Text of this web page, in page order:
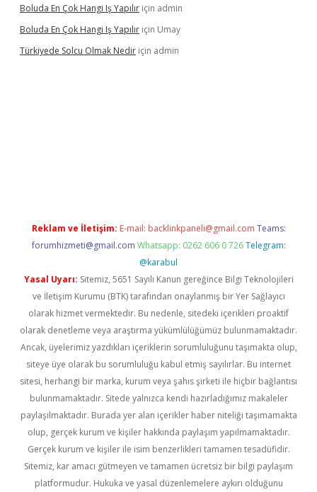
Boluda En Çok Hangi Iş Yapılır için admin
Boluda En Çok Hangi Iş Yapılır için Umay
Türkiyede Solcu Olmak Nedir için admin
Reklam ve İletişim: E-mail: backlinkpaneli@gmail.com Teams:
forumhizmeti@gmail.com Whatsapp: 0262 606 0 726 Telegram:
@karabul
Yasal Uyarı: Sitemiz, 5651 Sayılı Kanun gereğince Bilgi Teknolojileri
ve İletişim Kurumu (BTK) tarafından onaylanmış bir Yer Sağlayıcı
olarak hizmet vermektedir. Bu nedenle, sitedeki içerikleri proaktif
olarak denetleme veya araştırma yükümlülüğümüz bulunmamaktadır.
Ancak, üyelerimiz yazdıkları içeriklerin sorumluluğunu taşımakta olup,
siteye üye olarak bu sorumluluğu kabul etmiş sayılırlar. Bu internet
sitesi, herhangi bir marka, kurum veya şahıs şirketi ile hiçbir bağlantısı
bulunmamaktadır. Sitede yalnızca kendi hazırladığımız makaleler
paylaşılmaktadır. Burada yer alan içerikler haber niteliği taşımamakta
olup, gerçek kurum ve kişiler hakkında paylaşım yapılmamaktadır.
Gerçek kurum ve kişiler ile isim benzerlikleri tamamen tesadüfidir.
Sitemiz, kar amacı gütmeyen ve tamamen ücretsiz bir bilgi paylaşım
platformudur. Hukuka ve yasal düzenlemelere aykırı olduğunu